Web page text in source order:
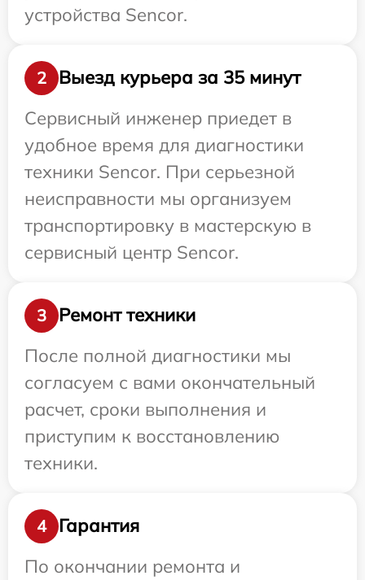
устройства Sencor.
2
Выезд курьера за 35 минут
Сервисный инженер приедет в
удобное время для диагностики
техники Sencor. При серьезной
неисправности мы организуем
транспортировку в мастерскую в
сервисный центр Sencor.
3
Ремонт техники
После полной диагностики мы
согласуем с вами окончательный
расчет, сроки выполнения и
приступим к восстановлению
техники.
4
Гарантия
По окончании ремонта и